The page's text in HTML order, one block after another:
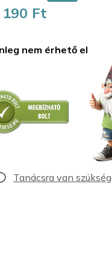
Ft
nem érhető el